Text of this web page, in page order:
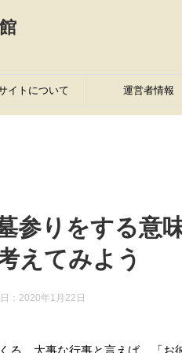
イトについて 運営者情報
参りをする意
えてみよう
： 2020年1月22日
る、大事な行事と言えば、「お